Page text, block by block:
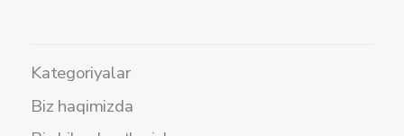
Kategoriyalar
Biz haqimizda